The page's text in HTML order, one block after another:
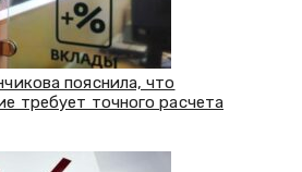
пояснила, что
требует точного расчета